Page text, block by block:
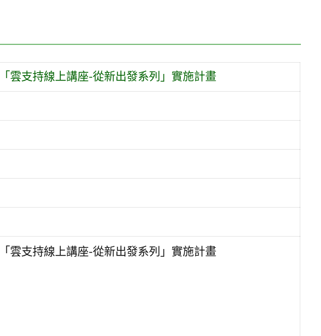
雲支持線上講座-從新出發系列」實施計畫
雲支持線上講座-從新出發系列」實施計畫